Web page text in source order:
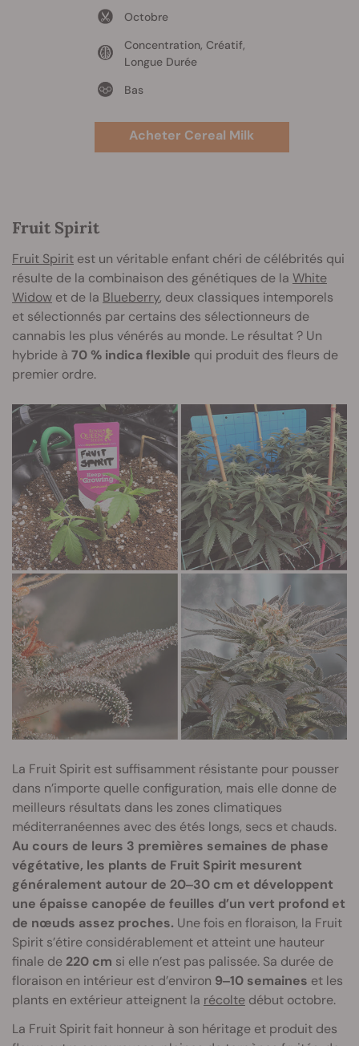
Octobre
Concentration, Créatif,
Longue Durée
Bas
Acheter Cereal Milk
Fruit Spirit
Fruit Spirit est un véritable enfant chéri de célébrités qui
résulte de la combinaison des génétiques de la White
Widow et de la Blueberry, deux classiques intemporels
et sélectionnés par certains des sélectionneurs de
cannabis les plus vénérés au monde. Le résultat ? Un
hybride à 70 % indica flexible qui produit des fleurs de
premier ordre.
La Fruit Spirit est suffisamment résistante pour pousser
dans n’importe quelle configuration, mais elle donne de
meilleurs résultats dans les zones climatiques
méditerranéennes avec des étés longs, secs et chauds.
Au cours de leurs 3 premières semaines de phase
végétative, les plants de Fruit Spirit mesurent
généralement autour de 20‒30 cm et développent
une épaisse canopée de feuilles d’un vert profond et
de nœuds assez proches. Une fois en floraison, la Fruit
Spirit s’étire considérablement et atteint une hauteur
finale de 220 cm si elle n’est pas palissée. Sa durée de
floraison en intérieur est d’environ 9‒10 semaines et les
plants en extérieur atteignent la récolte début octobre.
La Fruit Spirit fait honneur à son héritage et produit des